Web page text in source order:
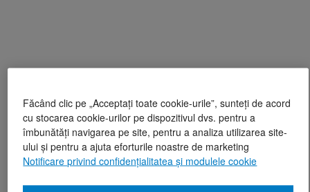
Făcând clic pe „Acceptați toate cookie-urile”, sunteți de acord
cu stocarea cookie-urilor pe dispozitivul dvs. pentru a
îmbunătăți navigarea pe site, pentru a analiza utilizarea site-
ului și pentru a ajuta eforturile noastre de marketing
Notificare privind confidențialitatea și modulele cookie